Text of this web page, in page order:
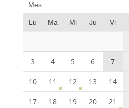
Mes
Lu Ma Mi Ju Vi
3 4 5 6 7
10 11 12 13 14
17 18 19 20 21